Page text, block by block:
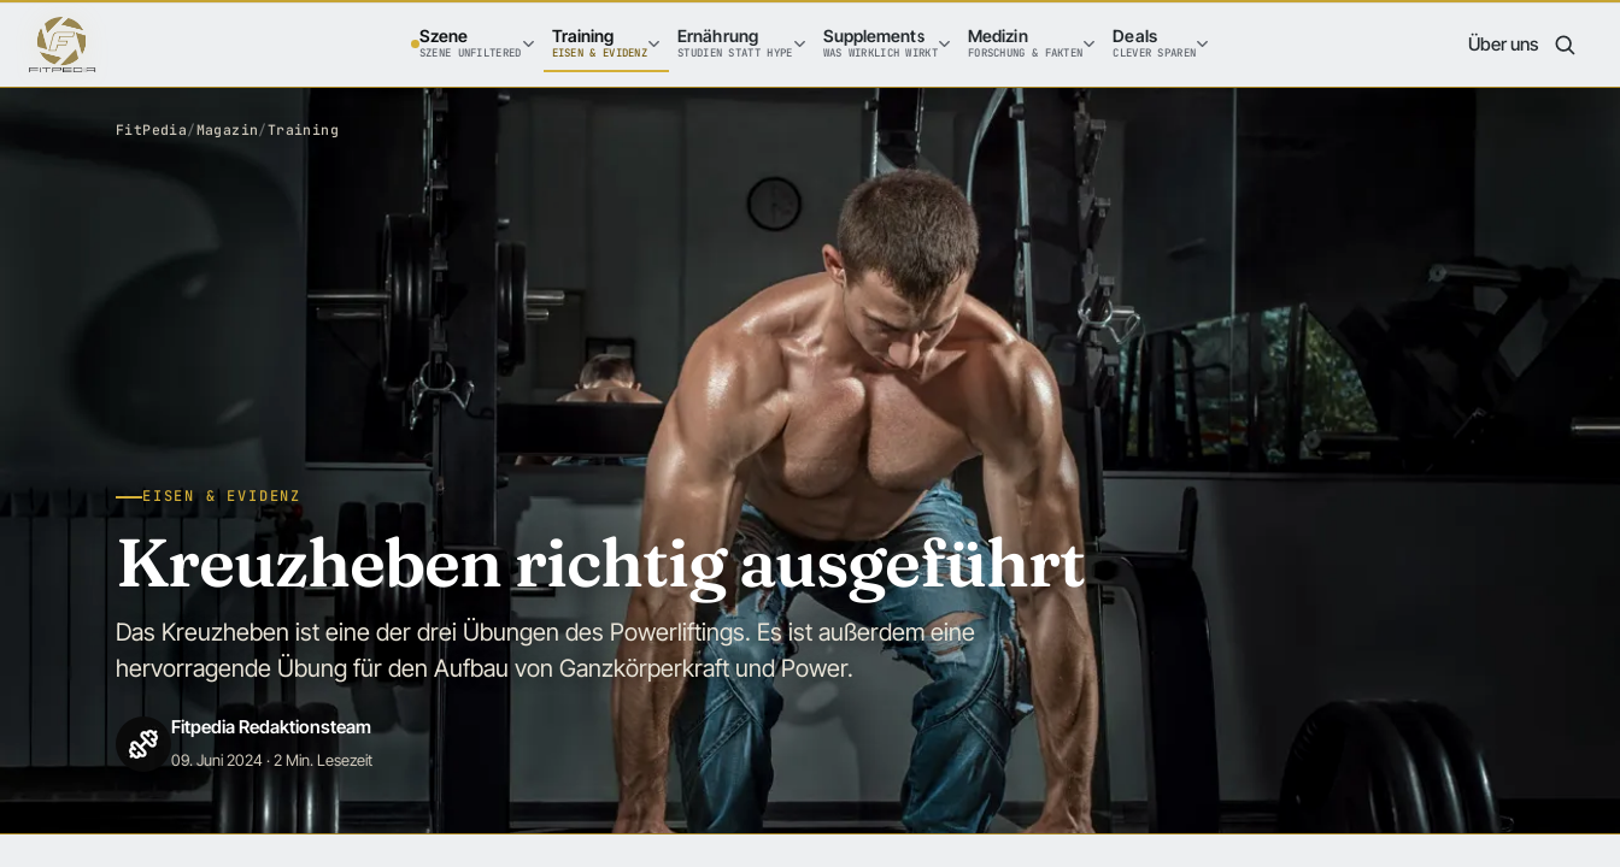
Szene
SZENE UNFILTERED
Training
EISEN & EVIDENZ
Ernährung
STUDIEN STATT HYPE
Supplements
WAS WIRKLICH WIRKT
Medizin
FORSCHUNG & FAKTEN
Deals
CLEVER SPAREN Über uns
FitPedia/Magazin/Training
EISEN & EVIDENZ
Kreuzheben richtig ausgeführt
Das Kreuzheben ist eine der drei Übungen des Powerliftings. Es ist außerdem eine
hervorragende Übung für den Aufbau von Ganzkörperkraft und Power.
Fitpedia Redaktionsteam
09. Juni 2024· 2 Min. Lesezeit